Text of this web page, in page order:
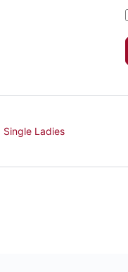
Single Ladies